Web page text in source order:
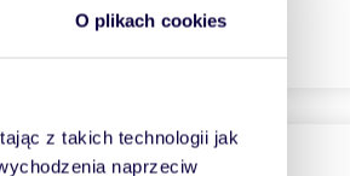
O plikach cookies
z takich technologii jak
naprzeciw